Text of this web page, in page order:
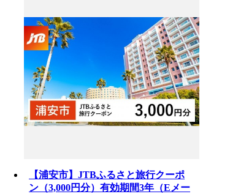
【浦安市】JTBふるさと旅行クーポ
ン（3,000円分）有効期間3年（Eメー